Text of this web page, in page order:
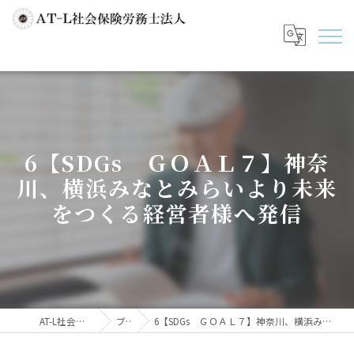
6【SDGs ＧＯＡＬ７】神奈
川、横浜みなとみらいより未来
をつくる経営者様へ発信
AT-L社会保険労務士法人 ブログ 6【SDGs ＧＯＡＬ７】神奈川、横浜みなとみらいより未来をつくる経営者様へ発信